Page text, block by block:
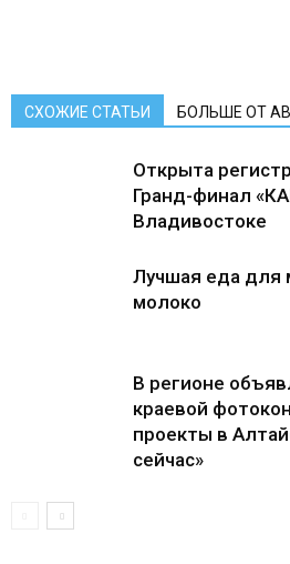
СХОЖИЕ СТАТЬИ БОЛЬШЕ ОТ
Открыта
Гранд-финал
Владивостоке
Лучшая еда для
молоко
В регионе
краевой
проекты в
сейчас»